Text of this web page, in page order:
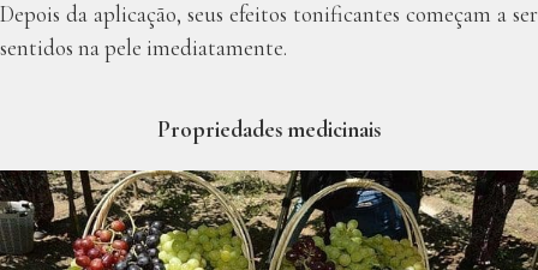
Depois da aplicação, seus efeitos tonificantes começam a ser
sentidos na pele imediatamente.
Propriedades medicinais